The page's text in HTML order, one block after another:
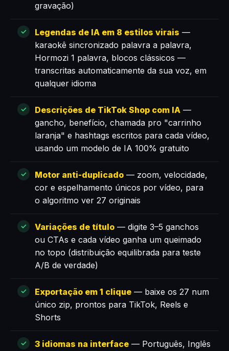
gravação)
Legendas de IA em 8 estilos virais —
karaokê sincronizado palavra a palavra,
Hormozi 1 palavra, blocos clássicos —
transcritas automaticamente da sua voz, em
qualquer idioma
Descrições de TikTok Shop com IA —
gancho, benefício, chamada pro "carrinho
laranja" e hashtags escritos para cada vídeo,
usando um modelo de IA 100% gratuito
Motor anti-duplicado — zoom, velocidade,
cor e espelhamento únicos por vídeo, para
o algoritmo ver 27 originais
Variações de título — digite 3–5 ganchos
ou CTAs e cada vídeo ganha um queimado
no topo (distribuição equilibrada para teste
A/B de verdade)
Exportação em 1 clique — baixe os 27 num
único zip, prontos para TikTok, Reels e
Shorts
3 idiomas na interface — Português, Inglês